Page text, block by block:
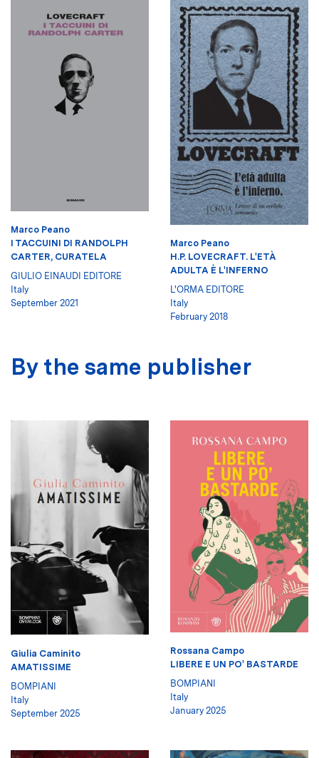
Marco Peano
I TACCUINI DI RANDOLPH
CARTER, CURATELA
GIULIO EINAUDI EDITORE
Italy
September 2021
Marco Peano
H.P. LOVECRAFT. L'ETÀ
ADULTA È L'INFERNO
L'ORMA EDITORE
Italy
February 2018
By the same publisher
Giulia Caminito
AMATISSIME
BOMPIANI
Italy
September 2025
Rossana Campo
LIBERE E UN PO' BASTARDE
BOMPIANI
Italy
January 2025